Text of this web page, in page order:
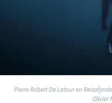
Pierre Robert De Latour en
Olivier